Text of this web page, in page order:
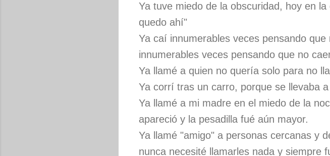
Ya tuve miedo de la obscuridad, hoy en
quedo ahí"
Ya caí innumerables veces pensando
innumerables veces pensando que no
Ya llamé a quien no quería solo para no
Ya corrí tras un carro, porque se llevaba
Ya llamé a mi madre en el miedo de la
apareció y la pesadilla fué aún mayor.
Ya llamé "amigo" a personas cercanas y
nunca necesité llamarles nada y siempre